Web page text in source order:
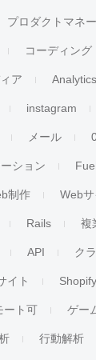
プロダクトマネ
コーディング
ア Analytics
instagram
メール
ション
制作 Webサ
Rails 複
API ク
イト Shopify
ート可 ゲー
行動解析